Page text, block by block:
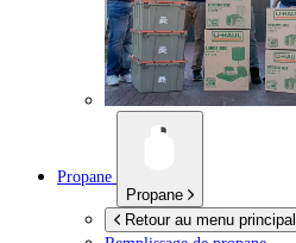
Propane
Propane
Retour au menu principal